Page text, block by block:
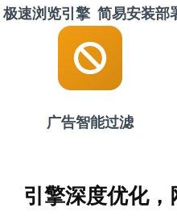
极速浏览引擎 简易安装部
广告智能过滤
引擎深度优化